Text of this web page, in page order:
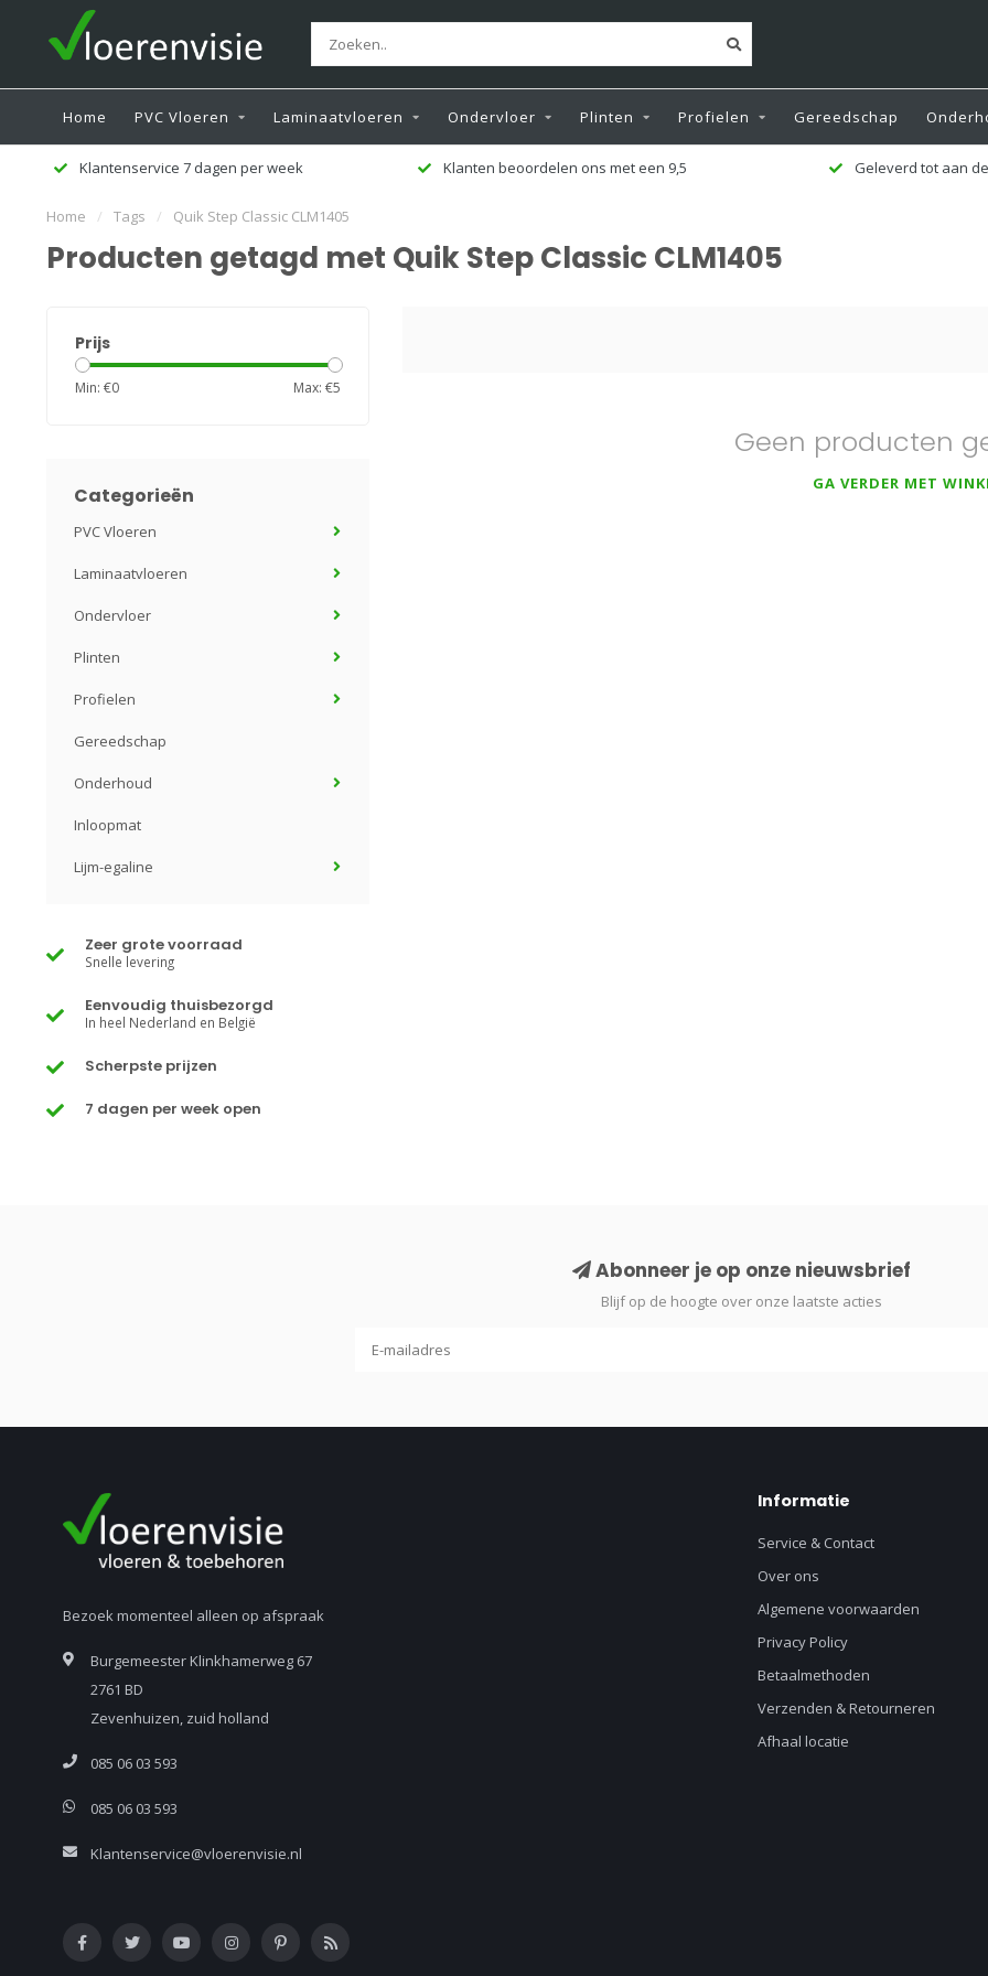
Home PVC Vloeren Laminaatvloeren Ondervloer Plinten Profielen Gereedschap
Klantenservice 7 dagen per week Klanten beoordelen ons met een 9,5 Geleverd tot aan
Home / Tags / Quik Step Classic CLM1405
Producten getagd met Quik Step Classic CLM1405
Prijs
Min: €0 Max: €5
Categorieën
PVC Vloeren
Laminaatvloeren
Ondervloer
Plinten
Profielen
Gereedschap
Onderhoud
Inloopmat
Lijm-egaline
Zeer grote voorraad
Snelle levering
Eenvoudig thuisbezorgd
In heel Nederland en België
Scherpste prijzen
7 dagen per week open
Geen producten
GA VERDER MET
Abonneer je op onze nieuwsbrief
Blijf op de hoogte over onze laatste acties
Bezoek momenteel alleen op afspraak
Burgemeester Klinkhamerweg 67
2761 BD
Zevenhuizen, zuid holland
085 06 03 593
085 06 03 593
Klantenservice@vloerenvisie.nl
Informatie
Service & Contact
Over ons
Algemene voorwaarden
Privacy Policy
Betaalmethoden
Verzenden & Retourneren
Afhaal locatie